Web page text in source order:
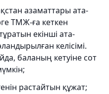
азаматтары ата-
ТМЖ-ға кеткен
екінші ата-
келісімі.
баланың кетуіне сот
растайтын құжат;